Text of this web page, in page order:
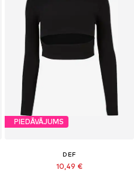
PIEDĀVĀJUMS
DEF
10,49 €